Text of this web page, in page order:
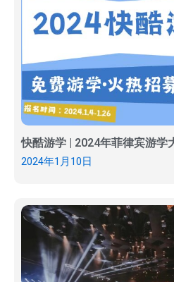
快酷游学 | 2024年菲律宾游学
2024年1月10日